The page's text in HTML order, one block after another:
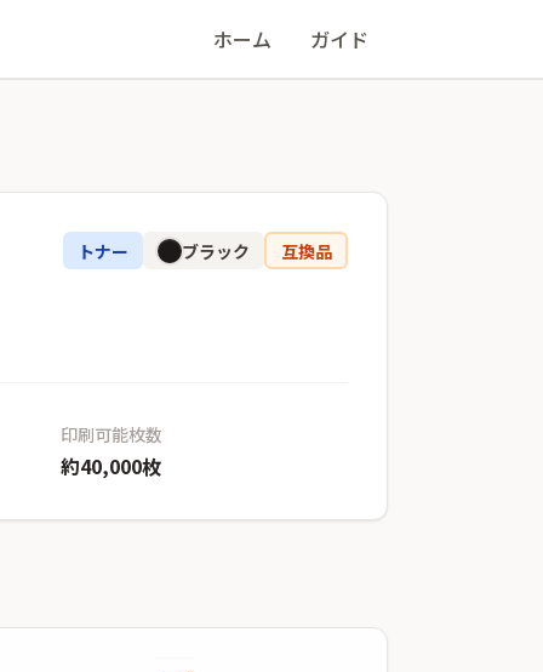
ホーム ガイド
トナー ブラック 互換品
印刷可能枚数
約40,000枚